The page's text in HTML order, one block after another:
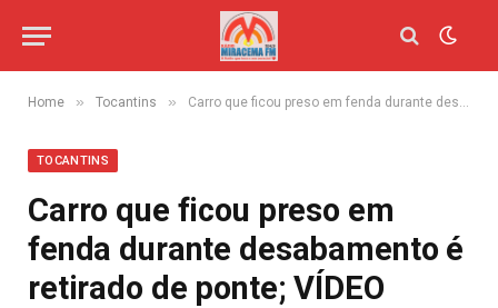
Home » Tocantins » Carro que ficou preso em fenda durante desabamento é retirado de ponte; VÍDEO
TOCANTINS
Carro que ficou preso em
fenda durante desabamento é
retirado de ponte; VÍDEO